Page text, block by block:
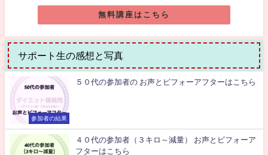
無料講座はこちら
サポート生の感想と写真
参加者の結果
５０代の参加者の お声とビフォーアフターはこちら
４０代の参加者（３キロ～減量） お声とビフォーア
フターはこちら